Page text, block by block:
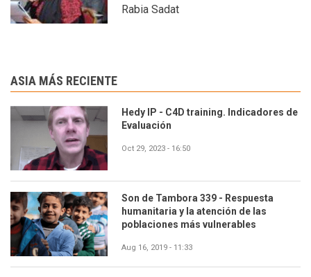
Rabia Sadat
ASIA MÁS RECIENTE
Hedy IP - C4D training. Indicadores de
Evaluación
Oct 29, 2023 - 16:50
Son de Tambora 339 - Respuesta
humanitaria y la atención de las
poblaciones más vulnerables
Aug 16, 2019 - 11:33